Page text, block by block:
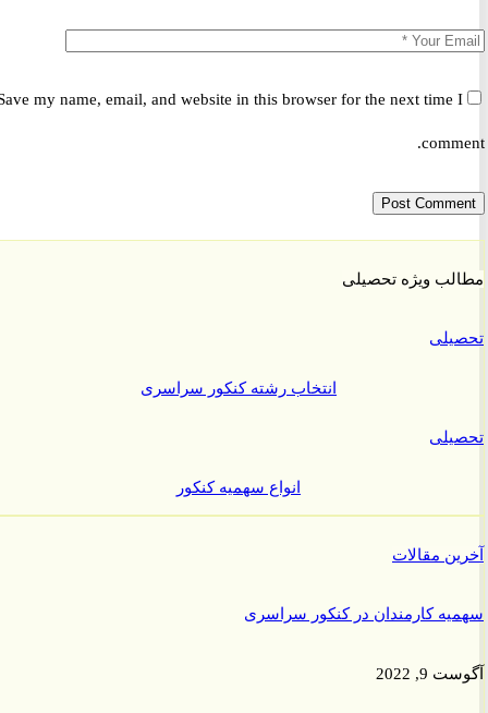
Save my name, email, and website in this browser for the next time
ویژه تحصیلی
انتخاب رشته کنکور سراسری
انواع سهمیه کنکور
مقالات
کارمندان در کنکور سراسری
2022